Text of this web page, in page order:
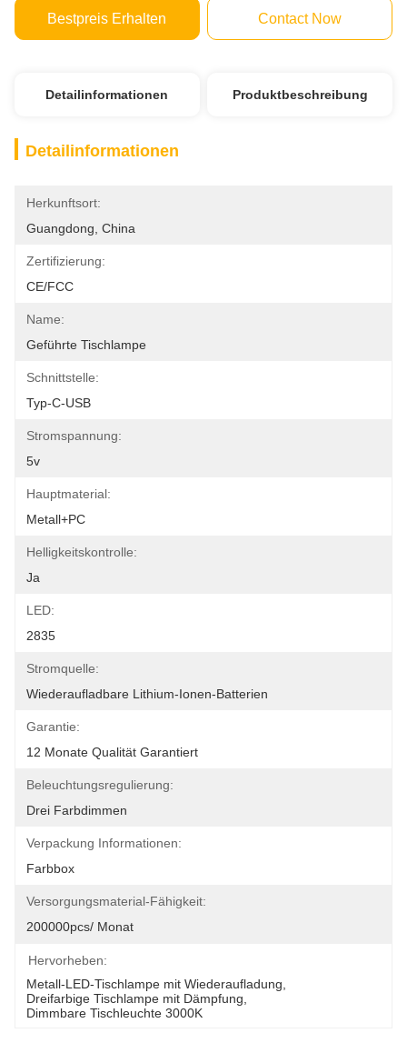
Bestpreis Erhalten Contact Now
Detailinformationen Produktbeschreibung
Detailinformationen
Herkunftsort:
Guangdong, China
Zertifizierung:
CE/FCC
Name:
Geführte Tischlampe
Schnittstelle:
Typ-C-USB
Stromspannung:
5v
Hauptmaterial:
Metall+PC
Helligkeitskontrolle:
Ja
LED:
2835
Stromquelle:
Wiederaufladbare Lithium-Ionen-Batterien
Garantie:
12 Monate Qualität Garantiert
Beleuchtungsregulierung:
Drei Farbdimmen
Verpackung Informationen:
Farbbox
Versorgungsmaterial-Fähigkeit:
200000pcs/ Monat
Hervorheben:
Metall-LED-Tischlampe mit Wiederaufladung
Dreifarbige Tischlampe mit Dämpfung
Dimmbare Tischleuchte 3000K